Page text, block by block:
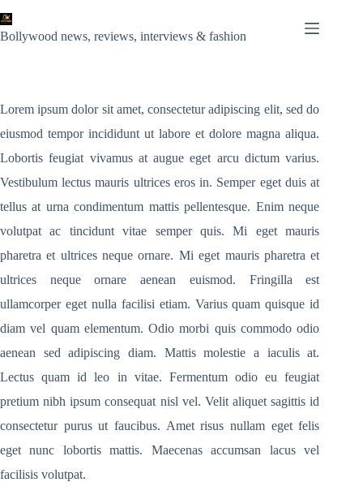
to
content
Bollywood news, reviews, interviews & fashion
Lorem ipsum dolor sit amet, consectetur adipiscing elit, sed do
eiusmod tempor incididunt ut labore et dolore magna aliqua.
Lobortis feugiat vivamus at augue eget arcu dictum varius.
Vestibulum lectus mauris ultrices eros in. Semper eget duis at
tellus at urna condimentum mattis pellentesque. Enim neque
volutpat ac tincidunt vitae semper quis. Mi eget mauris
pharetra et ultrices neque ornare. Mi eget mauris pharetra et
ultrices neque ornare aenean euismod. Fringilla est
ullamcorper eget nulla facilisi etiam. Varius quam quisque id
diam vel quam elementum. Odio morbi quis commodo odio
aenean sed adipiscing diam. Mattis molestie a iaculis at.
Lectus quam id leo in vitae. Fermentum odio eu feugiat
pretium nibh ipsum consequat nisl vel. Velit aliquet sagittis id
consectetur purus ut faucibus. Amet risus nullam eget felis
eget nunc lobortis mattis. Maecenas accumsan lacus vel
facilisis volutpat.